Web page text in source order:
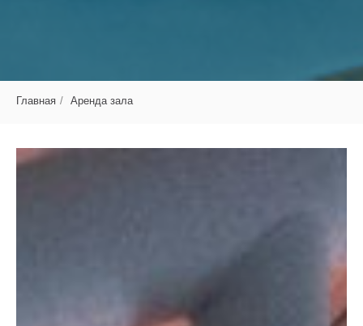
Главная / Аренда зала